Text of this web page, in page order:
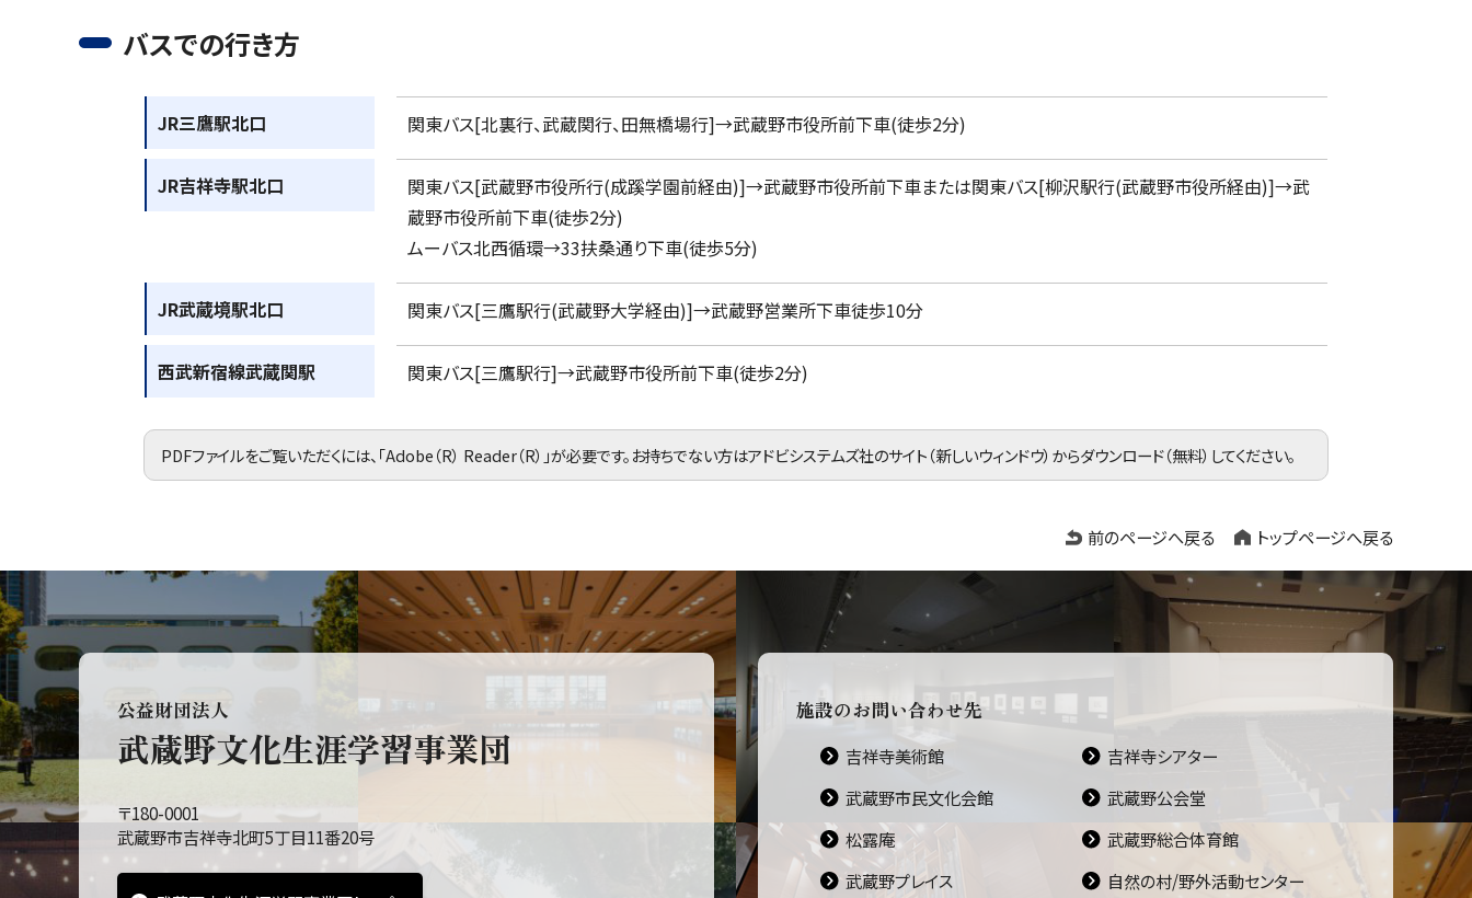
バスでの行き方
JR三鷹駅北口 関東バス[北裏行、武蔵関行、田無橋場行]→武蔵野市役所前下車(徒歩2分)
JR吉祥寺駅北口
関東バス[武蔵野市役所行(成蹊学園前経由)]→武蔵野市役所前下車または関東バス[柳沢駅行(武蔵野市役所経由)]→武
蔵野市役所前下車(徒歩2分)
ムーバス北西循環→33扶桑通り下車(徒歩5分)
JR武蔵境駅北口 関東バス[三鷹駅行(武蔵野大学経由)]→武蔵野営業所下車徒歩10分
西武新宿線武蔵関駅 関東バス[三鷹駅行]→武蔵野市役所前下車(徒歩2分)
PDFファイルをご覧いただくには、「Adobe（R） Reader（R）」が必要です。お持ちでない方はアドビシステムズ社のサイト（新しいウィンドウ） からダウンロード（無料）してください。
前のページへ戻る トップページへ戻る
公益財団法人
武蔵野文化生涯学習事業団
〒180-0001
武蔵野市吉祥寺北町5丁目11番20号
施設のお問い合わせ先
吉祥寺美術館
吉祥寺シアター
武蔵野市民文化会館
武蔵野公会堂
松露庵
武蔵野総合体育館
武蔵野プレイス
自然の村/野外活動センター